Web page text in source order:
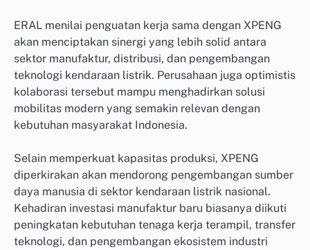
ERAL menilai penguatan kerja sama dengan XPENG
akan menciptakan sinergi yang lebih solid antara
sektor manufaktur, distribusi, dan pengembangan
teknologi kendaraan listrik. Perusahaan juga optimistis
kolaborasi tersebut mampu menghadirkan solusi
mobilitas modern yang semakin relevan dengan
kebutuhan masyarakat Indonesia.
Selain memperkuat kapasitas produksi, XPENG
diperkirakan akan mendorong pengembangan sumber
daya manusia di sektor kendaraan listrik nasional.
Kehadiran investasi manufaktur baru biasanya diikuti
peningkatan kebutuhan tenaga kerja terampil, transfer
teknologi, dan pengembangan ekosistem industri